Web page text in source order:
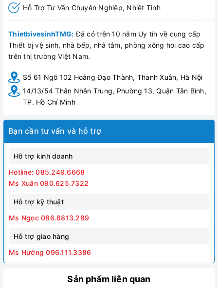
Hình ảnh Chậu rửa treo tường Royal RA-8114T
Hỗ Trợ Tư Vấn Chuyên Nghiệp, Nhiệt Tình
ThietbivesinhTMG: Đã có trên 10 năm Uy tín về cung cấp
Thiết bị vệ sinh, nhà bếp, nhà tắm, phòng xông hơi cao cấp
trên thị trường Việt Nam.
Số 61 Ngõ 102 Hoàng Đạo Thành, Thanh Xuân, Hà Nội
14/13/54 Thân Nhân Trung, Phường 13, Quận Tân Bình,
TP. Hồ Chí Minh
Bạn cần tư vấn và hỗ trợ
Hỗ trợ kinh doanh
Hotline: 085.249.6668
Ms Xuân 090.625.7322
Hỗ trợ kỹ thuật
Ms Ngọc 086.8813.289
Hỗ trợ giao hàng
Ms Hường 096.111.3386
Sản phẩm liên quan